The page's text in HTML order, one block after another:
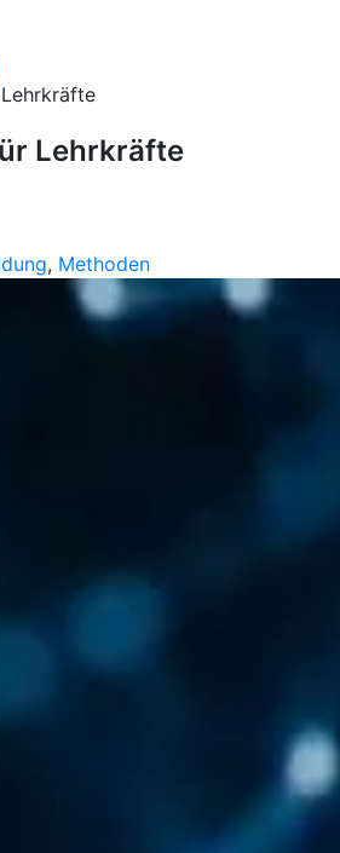
Lehrkräfte
, Methoden